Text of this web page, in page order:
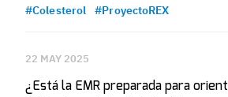
#Colesterol
#ProyectoREX
22 MAY 2025
¿Está la EMR preparada para